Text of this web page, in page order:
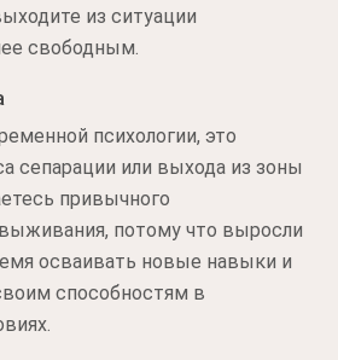
из ситуации
свободным.
психологии, это
сепарации или выхода из зоны
привычного
потому что выросли
осваивать новые навыки и
способностям в